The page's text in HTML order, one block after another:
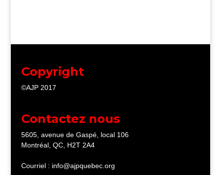
Copyright
©AJP 2017
Contactez nous
5605, avenue de Gaspé, local 106
Montréal, QC, H2T 2A4
Courriel : info@ajpquebec.org